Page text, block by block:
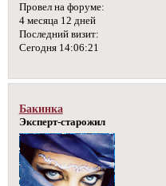
Провел на форуме:
4 месяца 12 дней
Последний визит:
Сегодня 14:06:21
Бакинка
Эксперт-старожил